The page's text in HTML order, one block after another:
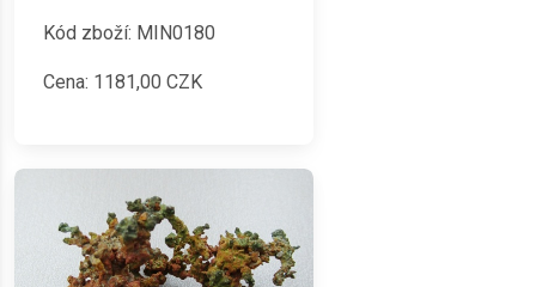
Kód zboží: MIN0180
Cena: 1181,00 CZK